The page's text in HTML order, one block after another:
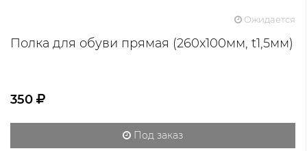
Ожидается
Полка для обуви прямая (260x100мм, t1,5мм)
350
Под заказ